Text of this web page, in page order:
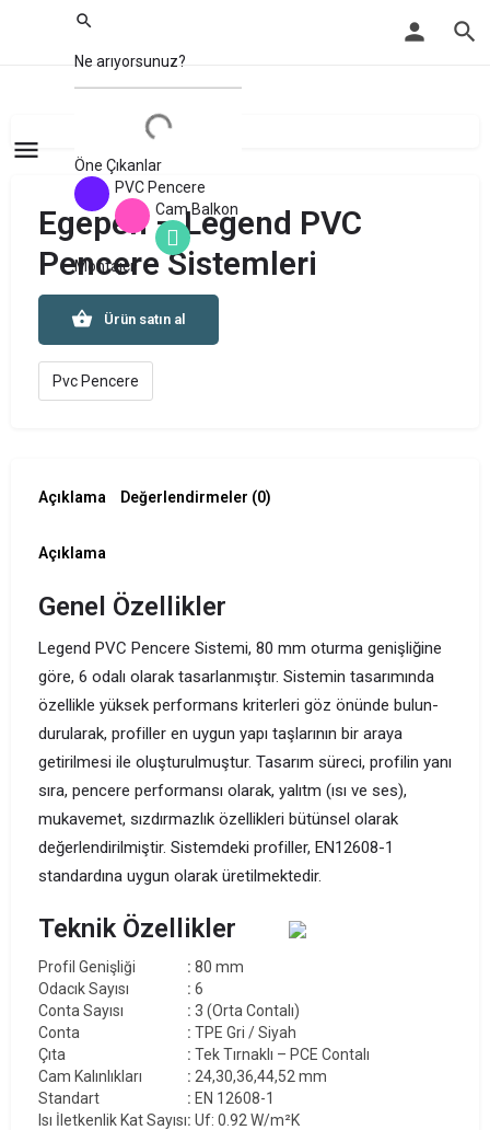
Öne Çıkanlar
PVC Pencere
Cam Balkon
Montajcı
Egepen – Legend PVC
Pencere Sistemleri
Ürün satın al
Pvc Pencere
Açıklama Değerlendirmeler (0)
Açıklama
Genel Özellikler
Legend PVC Pencere Sistemi, 80 mm oturma genişliğine
göre, 6 odalı olarak tasarlanmıştır. Sistemin tasarımında
özellikle yüksek performans kriterleri göz önünde bulun­
durularak, profiller en uygun yapı taşlarının bir araya
getirilmesi ile oluşturul­muştur. Tasarım süreci, profilin yanı
sıra, pencere performansı olarak, yalıtm (ısı ve ses),
mukavemet, sızdırmazlık özellikleri bütünsel olarak
değerlendirilmiştir. Sistemdeki profiller, EN12608-1
standardına uygun olarak üretilmektedir.
Teknik Özellikler
Profil Genişliği : 80 mm
Odacık Sayısı
: 6
Conta Sayısı
: 3 (Orta Contalı)
Conta
: TPE Gri / Siyah
Çıta
: Tek Tırnaklı – PCE Contalı
Cam Kalınlıkları
: 24,30,36,44,52 mm
Standart
: EN 12608-1
Isı İletkenlik Kat Sayısı: Uf: 0.92 W/m²K